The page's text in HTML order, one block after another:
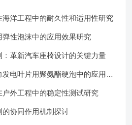
洋工程中的耐久性和适用性研究
性泡沫中的应用效果研究
革新汽车座椅设计的关键力量​
电叶片用聚氨酯硬泡中的应用实
外工程中的稳定性测试研究
协同作用机制探讨